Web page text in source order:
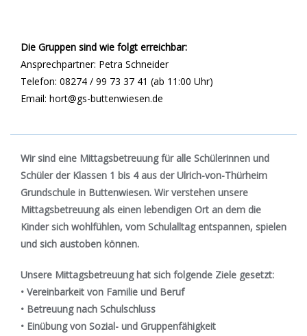
Die Gruppen sind wie folgt erreichbar:
Ansprechpartner: Petra Schneider
Telefon: 08274 / 99 73 37 41 (ab 11:00 Uhr)
Email: hort@gs-buttenwiesen.de
Wir sind eine Mittagsbetreuung für alle Schülerinnen und
Schüler der Klassen 1 bis 4 aus der Ulrich-von-Thürheim
Grundschule in Buttenwiesen. Wir verstehen unsere
Mittagsbetreuung als einen lebendigen Ort an dem die
Kinder sich wohlfühlen, vom Schulalltag entspannen, spielen
und sich austoben können.
Unsere Mittagsbetreuung hat sich folgende Ziele gesetzt:
• Vereinbarkeit von Familie und Beruf
• Betreuung nach Schulschluss
• Einübung von Sozial- und Gruppenfähigkeit